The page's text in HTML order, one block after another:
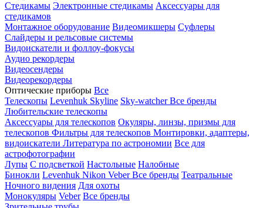
Стедикамы Электронные стедикамы Аксессуары для
стедикамов
Монтажное оборудование Видеомикшеры Суфлеры
Слайдеры и рельсовые системы
Видоискатели и фоллоу-фокусы
Аудио рекордеры
Видеосендеры
Видеорекордеры
Оптические приборы Все
Телескопы Levenhuk Skyline Sky-watcherВсе бренды
Любительские телескопы
Аксессуары для телескопов Окуляры, линзы, призмы для
телескопов Фильтры для телескопов Монтировки, адаптеры,
видоискатели Литература по астрономии Все для
астрофотографии
Лупы С подсветкой Настольные Налобные
Бинокли Levenhuk Nikon VeberВсе бренды Театральные
Ночного видения Для охоты
Монокуляры Veber Все бренды